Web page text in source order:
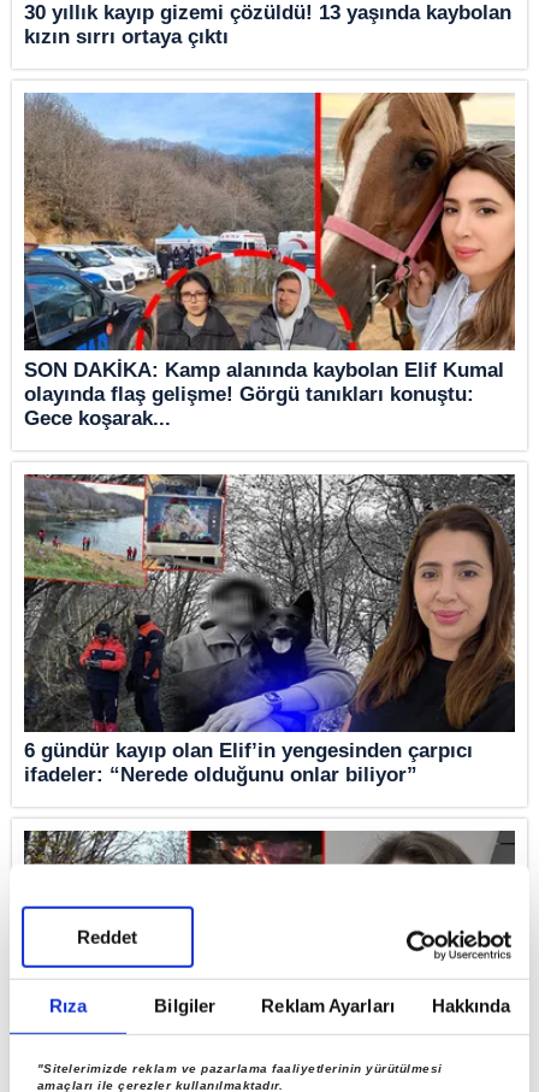
Rıza Bilgiler Reklam Ayarları Hakkında
"Sitelerimizde reklam ve pazarlama faaliyetlerinin yürütülmesi
amaçları ile çerezler kullanılmaktadır.
Reddet
30 yıllık kayıp gizemi çözüldü! 13 yaşında kaybolan
kızın sırrı ortaya çıktı
SON DAKİKA: Kamp alanında kaybolan Elif Kumal
olayında flaş gelişme! Görgü tanıkları konuştu:
Gece koşarak...
6 gündür kayıp olan Elif’in yengesinden çarpıcı
ifadeler: “Nerede olduğunu onlar biliyor”